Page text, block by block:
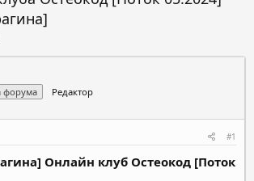
форума Редактор
#1
Онлайн клуб Остеокод [Поток